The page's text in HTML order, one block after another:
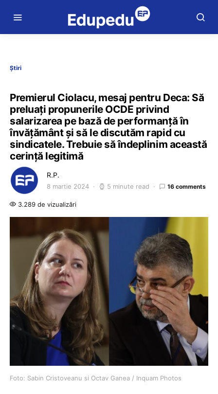
Știri
Premierul Ciolacu, mesaj pentru Deca: Să
preluaţi propunerile OCDE privind
salarizarea pe bază de performanţă în
învăţământ şi să le discutăm rapid cu
sindicatele. Trebuie să îndeplinim această
cerinţă legitimă
R.P.
8 martie 2024 5 minute read 16 comments
3.289 de vizualizări
Foto: Sabin Cristoveanu si Octav Ganea / Inquam Photos